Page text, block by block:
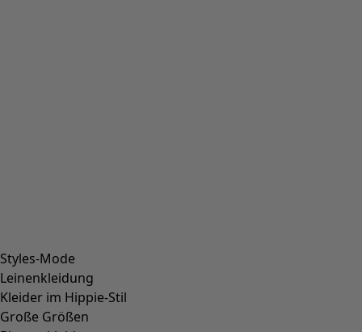
Styles-Mode
Leinenkleidung
Kleider im Hippie-Stil
Große Größen